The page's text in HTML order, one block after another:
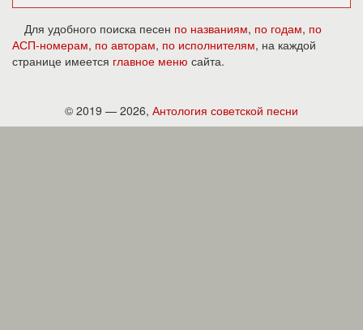
Для удобного поиска песен по названиям, по годам, по
АСП-номерам, по авторам, по исполнителям, на каждой
странице имеется главное меню сайта.
© 2019 — 2026, Антология советской песни